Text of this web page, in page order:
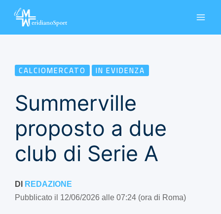
CALCIOMERCATO IN EVIDENZA
Summerville
proposto a due
club di Serie A
DI REDAZIONE
Pubblicato il 12/06/2026 alle 07:24 (ora di Roma)